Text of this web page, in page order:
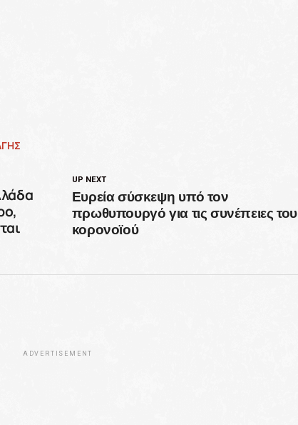
UP NEXT
Ευρεία σύσκεψη υπό τον
πρωθυπουργό για τις συνέπειες του
κορονοϊού
ADVERTISEMENT